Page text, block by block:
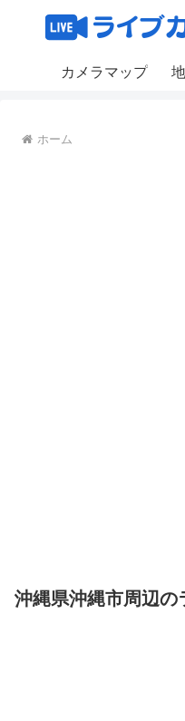
カメラマップ
ホーム
沖縄県沖縄市周辺の